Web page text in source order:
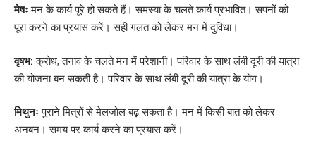
मेषःमन के कार्य पूरे हो सकते हैं। समस्या के चलते कार्य प्रभावित। सपनों को
पूरा करने का प्रयास करें। सही गलत को लेकर मन में दुविधा।
वृषभ:क्रोध, तनाव के चलते मन में परेशानी। परिवार के साथ लंबी दूरी की यात्रा
की योजना बन सकती है। परिवार के साथ लंबी दूरी की यात्रा के योग।
मिथुनः पुराने मित्रों से मेलजोल बढ़ सकता है। मन में किसी बात को लेकर
अनबन। समय पर कार्य करने का प्रयास करें।